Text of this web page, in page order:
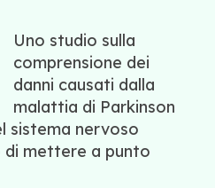
Uno studio sulla
comprensione dei
danni causati dalla
malattia di Parkinson
sistema nervoso
di mettere a punto